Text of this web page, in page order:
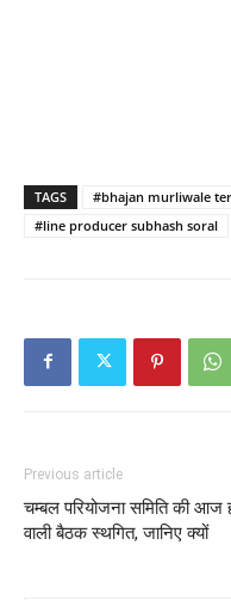
TAGS #bhajan murliwale
#line producer subhash soral
Previous article
चम्बल परियोजना समिति की आज
वाली बैठक स्थगित, जानिए क्यों